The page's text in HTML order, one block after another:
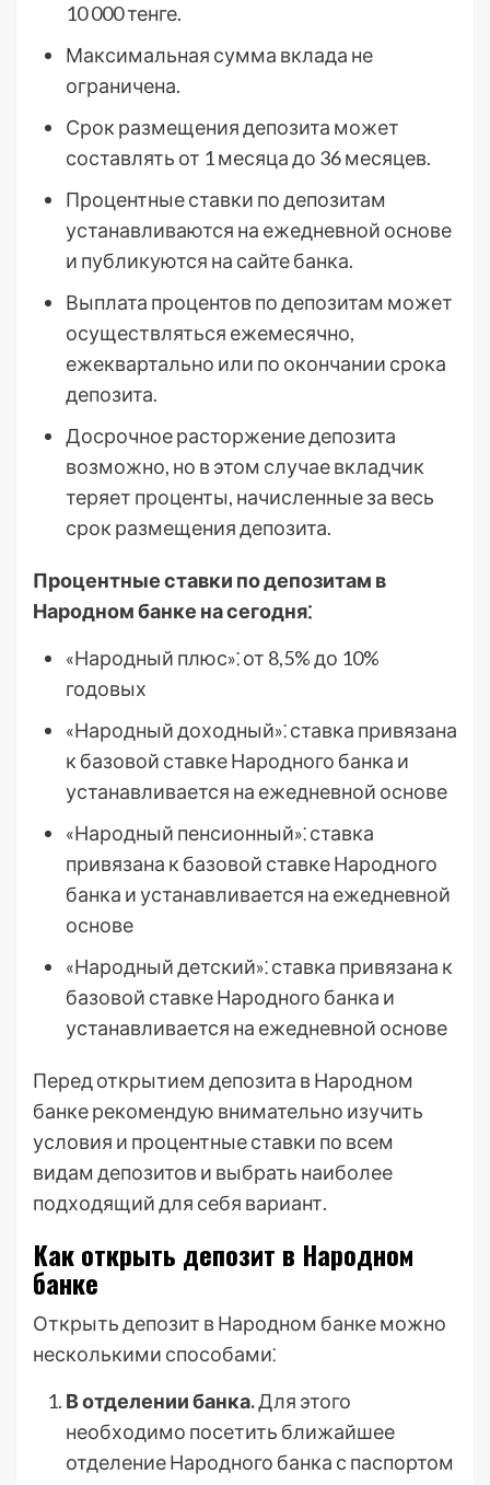
10 000 тенге.
Максимальная сумма вклада не
ограничена.
Срок размещения депозита может
составлять от 1 месяца до 36 месяцев.
Процентные ставки по депозитам
устанавливаются на ежедневной основе
и публикуются на сайте банка.
Выплата процентов по депозитам может
осуществляться ежемесячно,
ежеквартально или по окончании срока
депозита.
Досрочное расторжение депозита
возможно, но в этом случае вкладчик
теряет проценты, начисленные за весь
срок размещения депозита.
Процентные ставки по депозитам в
Народном банке на сегодня⁚
«Народный плюс»⁚ от 8,5% до 10%
годовых
«Народный доходный»⁚ ставка привязана
к базовой ставке Народного банка и
устанавливается на ежедневной основе
«Народный пенсионный»⁚ ставка
привязана к базовой ставке Народного
банка и устанавливается на ежедневной
основе
«Народный детский»⁚ ставка привязана к
базовой ставке Народного банка и
устанавливается на ежедневной основе
Перед открытием депозита в Народном
банке рекомендую внимательно изучить
условия и процентные ставки по всем
видам депозитов и выбрать наиболее
подходящий для себя вариант.
Как открыть депозит в Народном
банке
Открыть депозит в Народном банке можно
несколькими способами⁚
В отделении банка.Для этого
необходимо посетить ближайшее
отделение Народного банка с паспортом